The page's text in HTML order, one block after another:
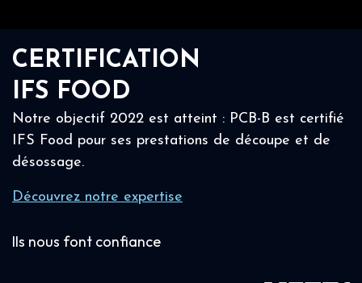
CERTIFICATION
IFS FOOD
Notre objectif 2022 est atteint : PCB-B est certifié
IFS Food pour ses prestations de découpe et de
désossage.
Découvrez notre expertise
Ils nous font confiance